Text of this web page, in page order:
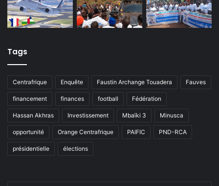
Tags
Centrafrique Enquête Faustin Archange Touadera Fauves
financement finances football Fédération
Hassan Akhras Investissement Mbaïki 3 Minusca
opportunité Orange Centrafrique PAIFIC PND-RCA
présidentielle élections